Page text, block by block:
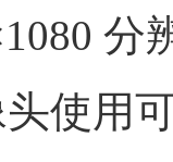
分
使用